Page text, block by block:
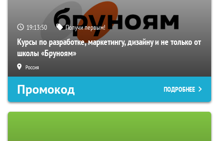
19:13:49 Получи первым!
Курсы по разработке, маркетингу, дизайну и не только от
школы «Бруноям»
Россия
Промокод ПОДРОБНЕЕ